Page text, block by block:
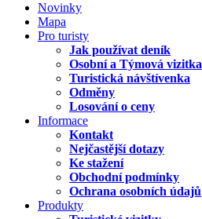
Novinky
Mapa
Pro turisty
Jak používat deník
Osobní a Týmová vizitka
Turistická návštívenka
Odměny
Losování o ceny
Informace
Kontakt
Nejčastější dotazy
Ke stažení
Obchodní podmínky
Ochrana osobních údajů
Produkty